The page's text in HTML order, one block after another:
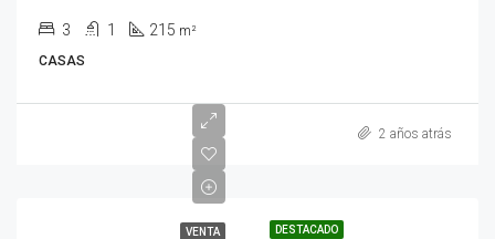
3 1 215 m²
CASAS
2 años atrás
DESTACADO
VENTA